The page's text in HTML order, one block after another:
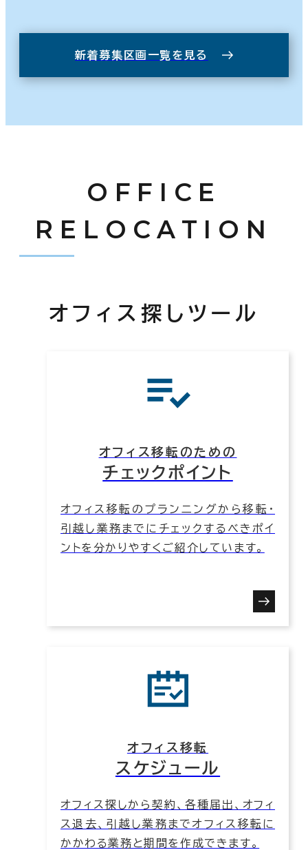
新着募集区画一覧を見る
OFFICE
RELOCATION
オフィス探しツール
オフィス移転のための
チェックポイント
オフィス移転のプランニングから移転・
引越し業務までにチェックするべきポイ
ントを分かりやすくご紹介しています。
オフィス移転
スケジュール
オフィス探しから契約、各種届出、オフィ
ス退去、引越し業務までオフィス移転に
かかわる業務と期間を作成できます。